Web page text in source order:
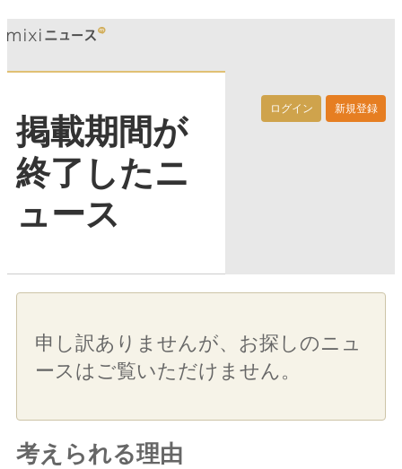
ログイン 新規登録
掲載期間が
終了したニ
ュース
申し訳ありませんが、お探しのニュ
ースはご覧いただけません。
考えられる理由